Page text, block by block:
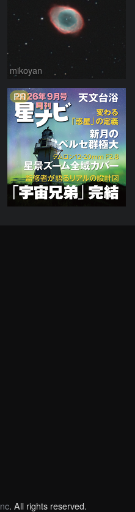
mikoyan
PR
. All rights reserved.